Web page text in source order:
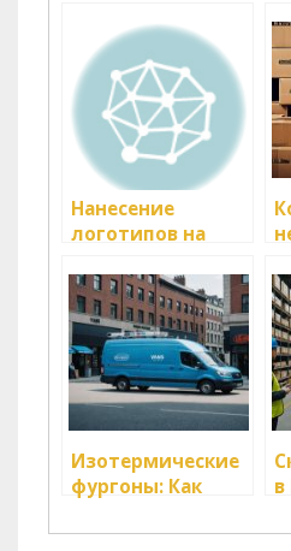
Нанесение
логотипов на
уникальность и
функциональность
Изотермические
фургоны: Как
идеальный
в